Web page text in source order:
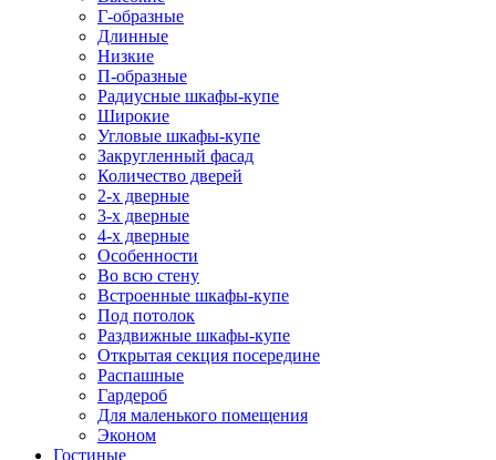
Г-образные
Длинные
Низкие
П-образные
Радиусные шкафы-купе
Широкие
Угловые шкафы-купе
Закругленный фасад
Количество дверей
2-х дверные
3-х дверные
4-х дверные
Особенности
Во всю стену
Встроенные шкафы-купе
Под потолок
Раздвижные шкафы-купе
Открытая секция посередине
Распашные
Гардероб
Для маленького помещения
Эконом
Гостиные